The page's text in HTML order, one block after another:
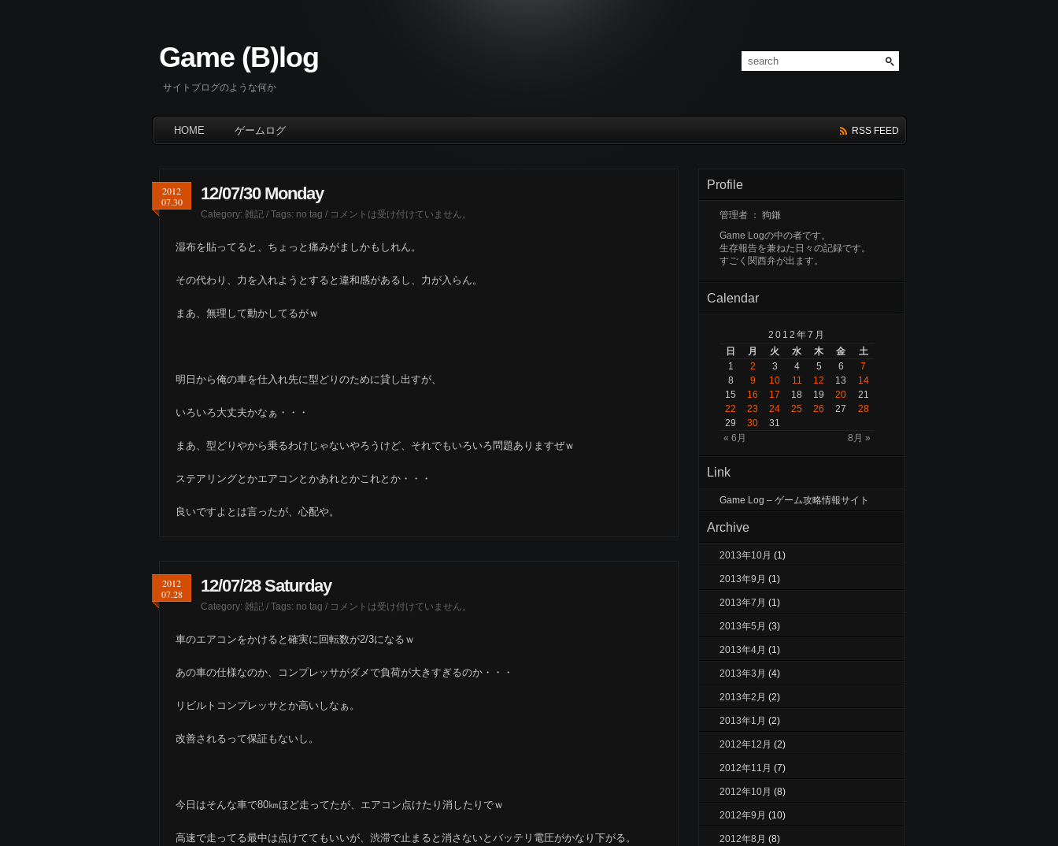
Game (B)log
サイトブログのような何か
HOME ゲームログ RSS FEED
2012
07.30
12/07/30 Monday
Category: 雑記 / Tags: no tag / コメントは受け付けていません。
湿布を貼ってると、ちょっと痛みがましかもしれん。
その代わり、力を入れようとすると違和感があるし、力が入らん。
まあ、無理して動かしてるがｗ
明日から俺の車を仕入れ先に型どりのために貸し出すが、
いろいろ大丈夫かなぁ・・・
まあ、型どりやから乗るわけじゃないやろうけど、それでもいろいろ問題ありますぜｗ
ステアリングとかエアコンとかあれとかこれとか・・・
良いですよとは言ったが、心配や。
2012
07.28
12/07/28 Saturday
Category: 雑記 / Tags: no tag / コメントは受け付けていません。
車のエアコンをかけると確実に回転数が2/3になるｗ
あの車の仕様なのか、コンプレッサがダメで負荷が大きすぎるのか・・・
リビルトコンプレッサとか高いしなぁ。
改善されるって保証もないし。
今日はそんな車で80㎞ほど走ってたが、エアコン点けたり消したりでｗ
高速で走ってる最中は点けててもいいが、渋滞で止まると消さないとバッテリ電圧がかなり下がる。
Profile
管理者 ： 狗鎌
Game Logの中の者です。
生存報告を兼ねた日々の記録です。
すごく関西弁が出ます。
Calendar
2012年7月
日
月 火 水 木 金 土
« 6月 8月 »
1 2 3 4 5 6
7
8
9 10 11 12 13
14
15
16 17 18 19 20
21
22
23 24 25 26 27
28
29
30 31
Link
Game Log – ゲーム攻略情報サイト
Archive
2013年10月 (1)
2013年9月 (1)
2013年7月 (1)
2013年5月 (3)
2013年4月 (1)
2013年3月 (4)
2013年2月 (2)
2013年1月 (2)
2012年12月 (2)
2012年11月 (7)
2012年10月 (8)
2012年9月 (10)
2012年8月 (8)